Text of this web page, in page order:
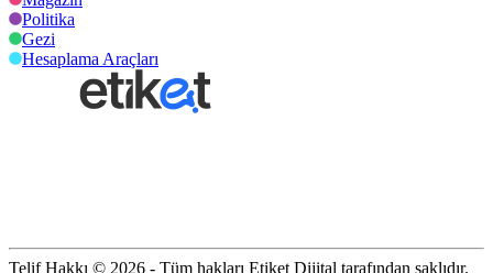
Politika
Gezi
Hesaplama Araçları
Telif Hakkı © 2026 - Tüm hakları Etiket Dijital tarafından saklıdır.